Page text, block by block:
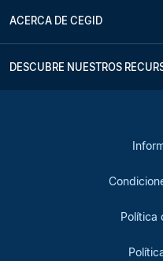
ACERCA DE CEGID
DESCUBRE NUESTROS
Política